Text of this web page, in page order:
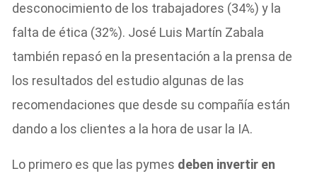
desconocimiento de los trabajadores (34%) y la
falta de ética (32%). José Luis Martín Zabala
también repasó en la presentación a la prensa de
los resultados del estudio algunas de las
recomendaciones que desde su compañía están
dando a los clientes a la hora de usar la IA.
Lo primero es que las pymes deben invertir en